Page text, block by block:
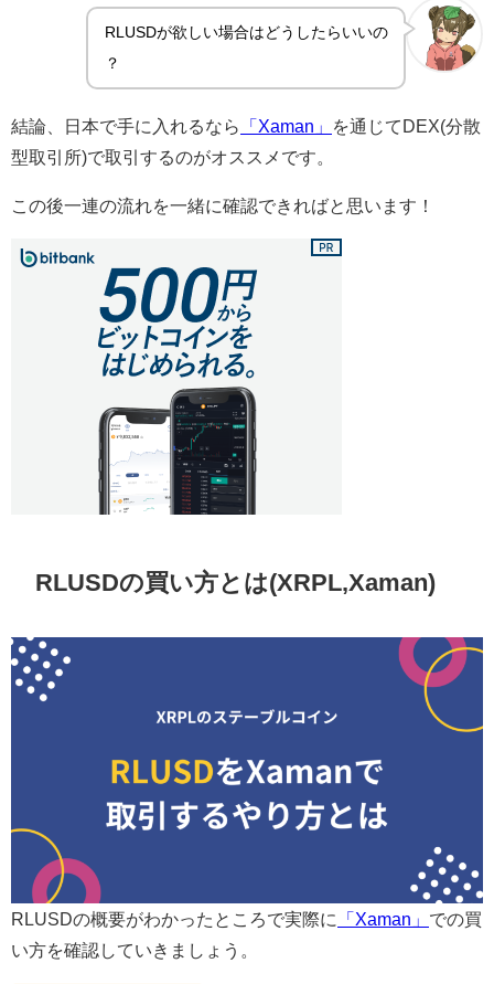
RLUSDが欲しい場合はどうしたらいいの
？
結論、日本で手に入れるなら 「Xaman」
を通じてDEX(分散
型取引所)で取引するのがオススメです。
この後一連の流れを一緒に確認できればと思います！
RLUSDの買い方とは(XRPL,Xaman)
RLUSDの概要がわかったところで実際に 「Xaman」 での買
い方を確認していきましょう。